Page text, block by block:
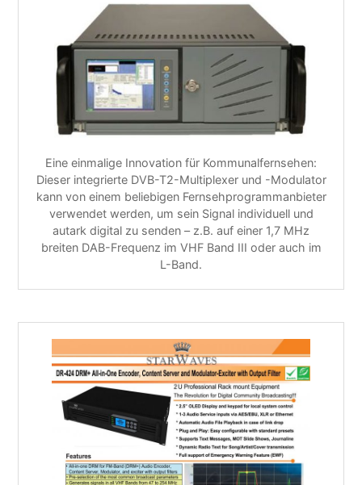
Eine einmalige Innovation für Kommunalfernsehen:
Dieser integrierte DVB-T2-Multiplexer und -Modulator
kann von einem beliebigen Fernsehprogrammanbieter
verwendet werden, um sein Signal individuell und
autark digital zu senden – z.B. auf einer 1,7 MHz
breiten DAB-Frequenz im VHF Band III oder auch im
L-Band.